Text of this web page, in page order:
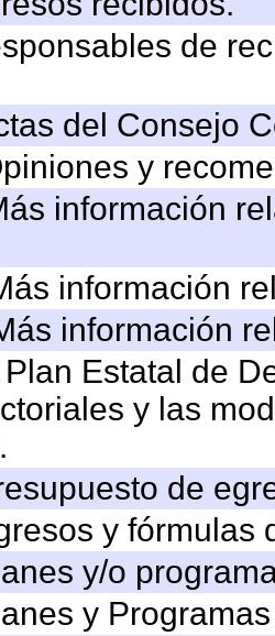
de
del Consejo
y
información
información
información
Estatal de
y las
de
y fórmulas
y/o
y